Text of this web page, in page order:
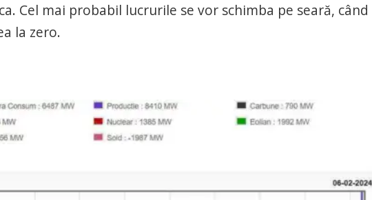
Cel mai probabil lucrurile se vor schimba pe seară, când
la zero.